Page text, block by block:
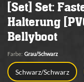
[Set] Set:
Halterung
Bellyboot
Farbe: Grau/Schwarz
Schwarz/Schwarz